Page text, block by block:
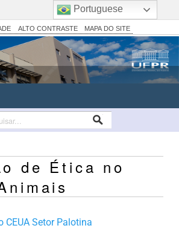
Simplifique!
Comunica BR
Participe
Legislação
Canais
ALTO CONTRASTE MAPA DO SITE
de Ética no
CEUA Setor Palotina
Portuguese